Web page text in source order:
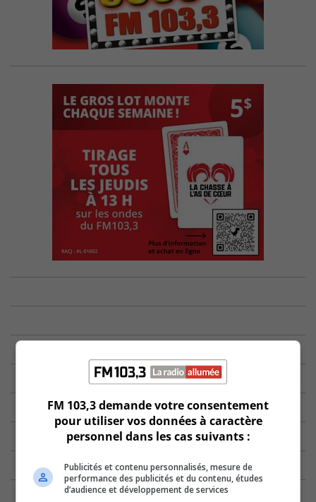
FM 103,3 demande votre consentement
pour utiliser vos données à caractère
personnel dans les cas suivants :
Publicités et contenu personnalisés, mesure de
performance des publicités et du contenu, études
d’audience et développement de services